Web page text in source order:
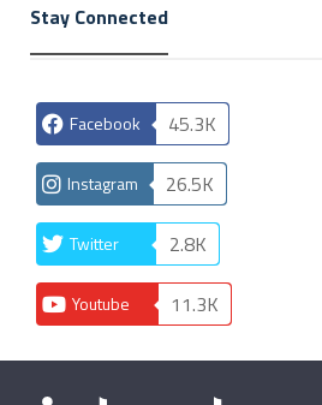
Stay Connected
Facebook 45.3K
Instagram 26.5K
Twitter 2.8K
Youtube 11.3K